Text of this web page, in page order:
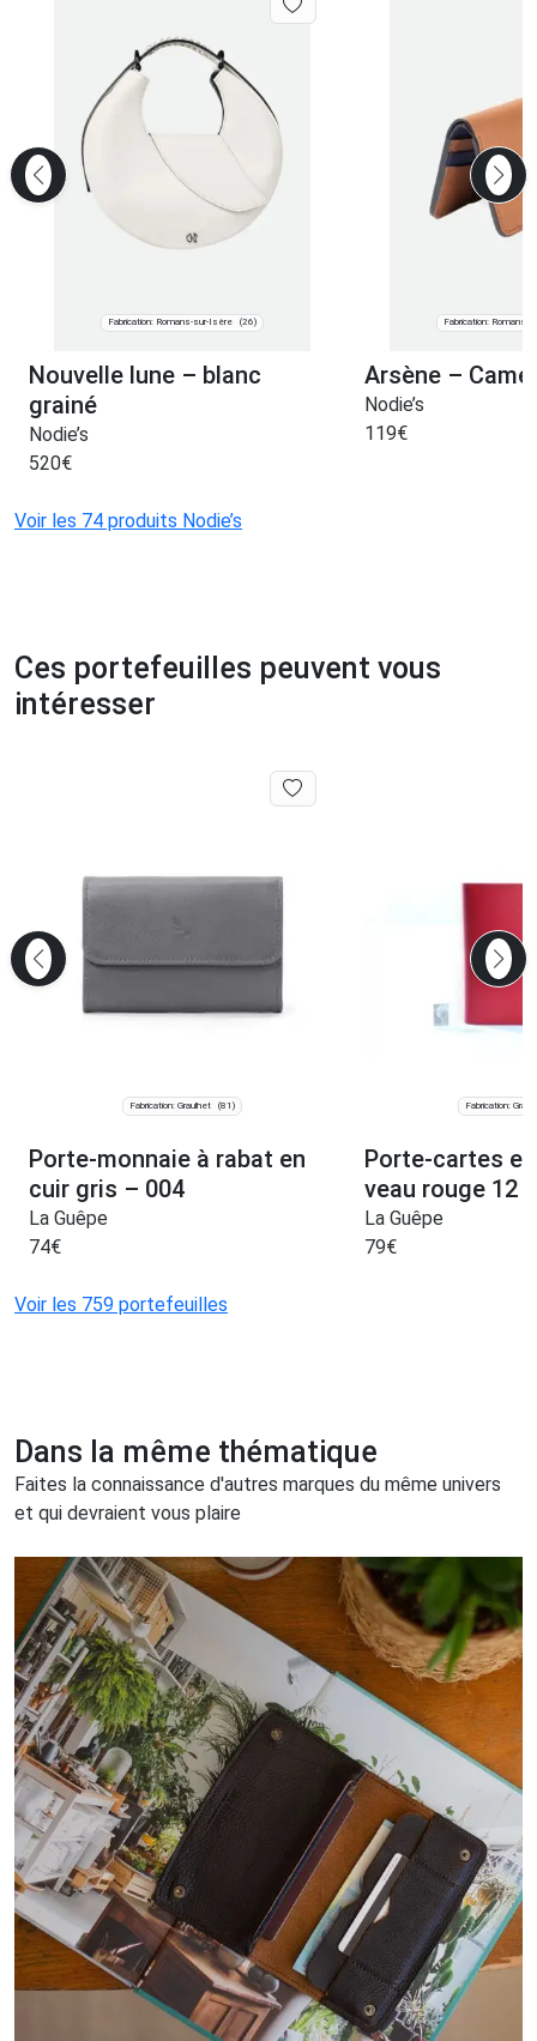
Fabrication: Romans-sur-Isère (26)
Nouvelle lune – blanc
grainé
Nodie’s
520€
Fabrication: Romans-
Arsène – Camel
Nodie’s
119€
Voir les 74 produits Nodie’s
Ces portefeuilles peuvent vous
intéresser
Fabrication: Graulhet (81)
Porte-monnaie à rabat en
cuir gris – 004
La Guêpe
74€
Fabrication:
Porte-cartes
veau rouge 12
La Guêpe
79€
Voir les 759 portefeuilles
Dans la même thématique
Faites la connaissance d'autres marques du même univers
et qui devraient vous plaire